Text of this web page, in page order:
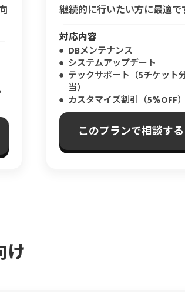
継続的に行いたい方に最適で
対応内容
DBメンテナンス
システムアップデート
テックサポート（5チケット
当）
カスタマイズ割引（5%OFF）
このプランで相談する
け